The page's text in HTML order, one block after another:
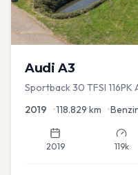
Audi A3
Sportback 30 TFSI
2019 •118.829 km •
2019 119k